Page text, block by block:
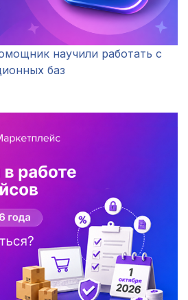
научили работать с
баз